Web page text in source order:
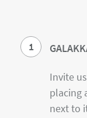
1
Invite
placing
next to